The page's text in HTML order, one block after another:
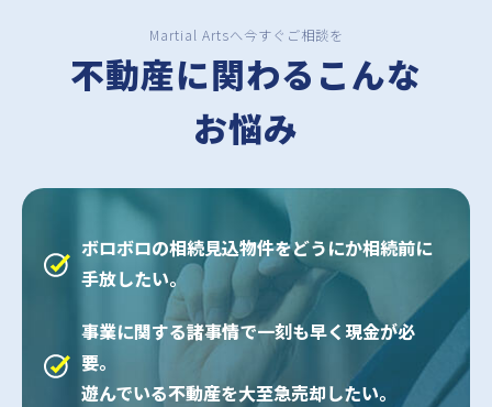
Martial Artsへ今すぐご相談を
不動産に関わるこんな
お悩み
ボロボロの相続見込物件をどうにか相続前に
手放したい。
事業に関する諸事情で一刻も早く現金が必
要。
遊んでいる不動産を大至急売却したい。